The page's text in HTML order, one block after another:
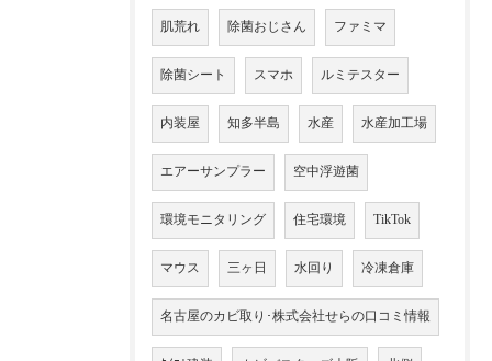
肌荒れ 除菌おじさん ファミマ
除菌シート スマホ ルミテスター
内装屋 知多半島 水産 水産加工場
エアーサンプラー 空中浮遊菌
環境モニタリング 住宅環境 TikTok
マウス 三ヶ日 水回り 冷凍倉庫
名古屋のカビ取り･株式会社せらの口コミ情報